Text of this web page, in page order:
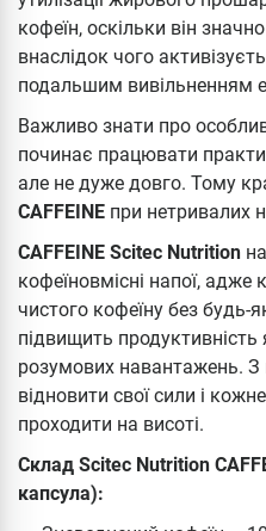
кофеїн, оскільки він
внаслідок чого
подальшим вивільненням
Важливо знати про
починає працювати
але не дуже довго. Тому
CAFFEINE при нетривалих
CAFFEINE Scitec Nutrition
кофеїновмісні напої,
чистого кофеїну без будь-
підвищить продуктивність
розумових навантажень.
відновити свої сили і
проходити на висоті.
Склад Scitec Nutrition
капсула):